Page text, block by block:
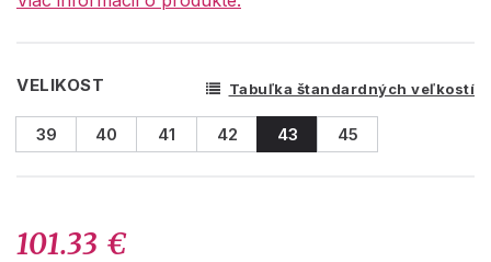
VELIKOST Tabuľka štandardných veľkostí
39 40 41 42 43 45
101.33 €